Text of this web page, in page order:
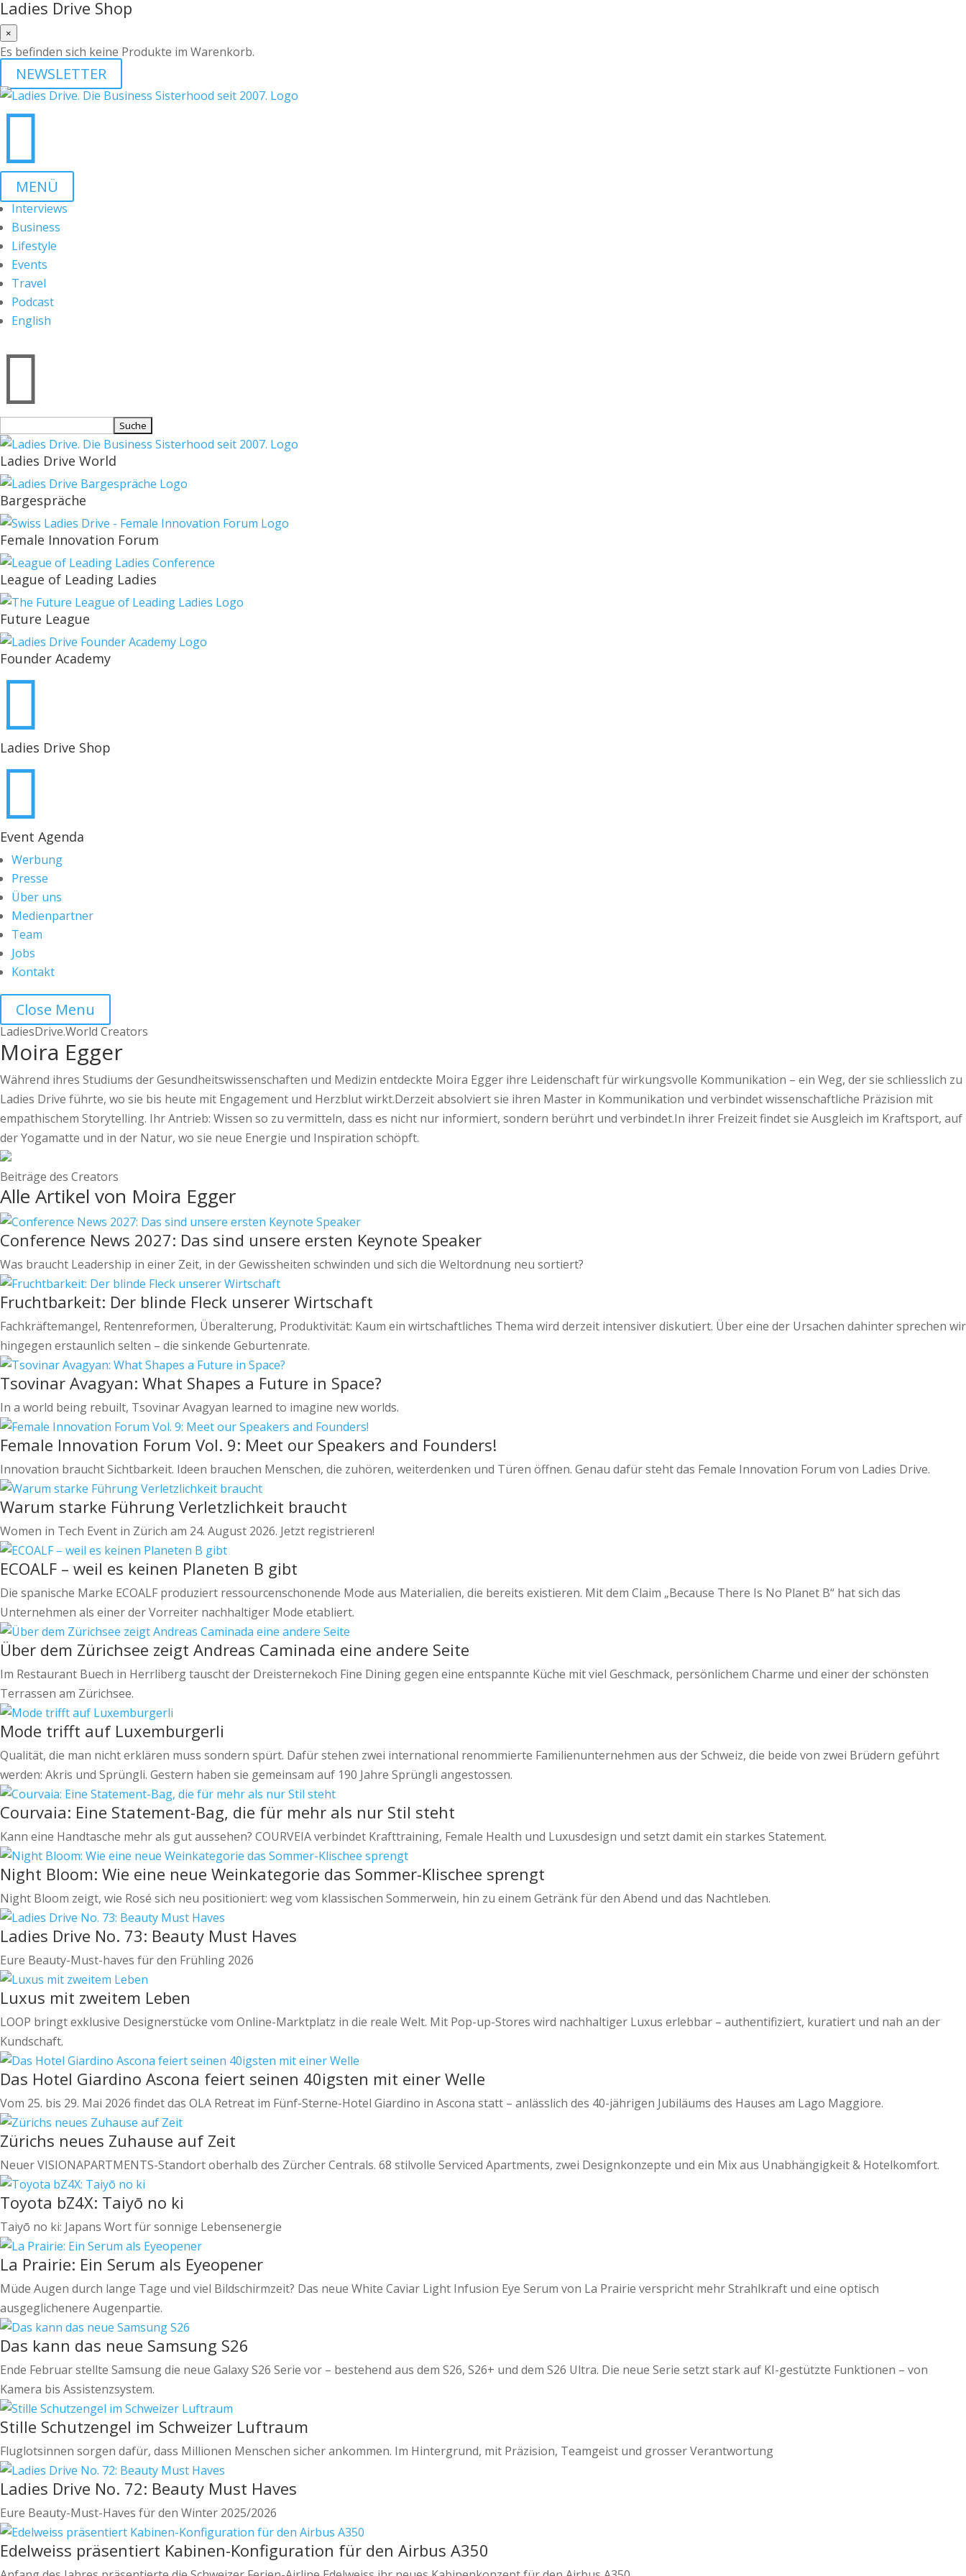
Ladies Drive Shop
×
Es befinden sich keine Produkte im Warenkorb.
NEWSLETTER

MENÜ
Interviews
Business
Lifestyle
Events
Travel
Podcast
English

nach:
Ladies Drive World
Bargespräche
Female Innovation Forum
League of Leading Ladies
Future League
Founder Academy

Ladies Drive Shop

Event Agenda
Werbung
Presse
Über uns
Medienpartner
Team
Jobs
Kontakt
Close Menu
LadiesDrive.World Creators
Moira Egger
Während ihres Studiums der Gesundheitswissenschaften und Medizin entdeckte Moira Egger ihre Leidenschaft für wirkungsvolle Kommunikation – ein Weg, der sie schliesslich zu
Ladies Drive führte, wo sie bis heute mit Engagement und Herzblut wirkt.Derzeit absolviert sie ihren Master in Kommunikation und verbindet wissenschaftliche Präzision mit
empathischem Storytelling. Ihr Antrieb: Wissen so zu vermitteln, dass es nicht nur informiert, sondern berührt und verbindet.In ihrer Freizeit findet sie Ausgleich im Kraftsport, auf
der Yogamatte und in der Natur, wo sie neue Energie und Inspiration schöpft.
Beiträge des Creators
Alle Artikel von Moira Egger
Conference News 2027: Das sind unsere ersten Keynote Speaker
Was braucht Leadership in einer Zeit, in der Gewissheiten schwinden und sich die Weltordnung neu sortiert?
Fruchtbarkeit: Der blinde Fleck unserer Wirtschaft
Fachkräftemangel, Rentenreformen, Überalterung, Produktivität: Kaum ein wirtschaftliches Thema wird derzeit intensiver diskutiert. Über eine der Ursachen dahinter sprechen wir
hingegen erstaunlich selten – die sinkende Geburtenrate.
Tsovinar Avagyan: What Shapes a Future in Space?
In a world being rebuilt, Tsovinar Avagyan learned to imagine new worlds.
Female Innovation Forum Vol. 9: Meet our Speakers and Founders!
Innovation braucht Sichtbarkeit. Ideen brauchen Menschen, die zuhören, weiterdenken und Türen öffnen. Genau dafür steht das Female Innovation Forum von Ladies Drive.
Warum starke Führung Verletzlichkeit braucht
Women in Tech Event in Zürich am 24. August 2026. Jetzt registrieren!
ECOALF – weil es keinen Planeten B gibt
Die spanische Marke ECOALF produziert ressourcenschonende Mode aus Materialien, die bereits existieren. Mit dem Claim „Because There Is No Planet B“ hat sich das
Unternehmen als einer der Vorreiter nachhaltiger Mode etabliert.
Über dem Zürichsee zeigt Andreas Caminada eine andere Seite
Im Restaurant Buech in Herrliberg tauscht der Dreisternekoch Fine Dining gegen eine entspannte Küche mit viel Geschmack, persönlichem Charme und einer der schönsten
Terrassen am Zürichsee.
Mode trifft auf Luxemburgerli
Qualität, die man nicht erklären muss sondern spürt. Dafür stehen zwei international renommierte Familienunternehmen aus der Schweiz, die beide von zwei Brüdern geführt
werden: Akris und Sprüngli. Gestern haben sie gemeinsam auf 190 Jahre Sprüngli angestossen.
Courvaia: Eine Statement-Bag, die für mehr als nur Stil steht
Kann eine Handtasche mehr als gut aussehen? COURVEIA verbindet Krafttraining, Female Health und Luxusdesign und setzt damit ein starkes Statement.
Night Bloom: Wie eine neue Weinkategorie das Sommer-Klischee sprengt
Night Bloom zeigt, wie Rosé sich neu positioniert: weg vom klassischen Sommerwein, hin zu einem Getränk für den Abend und das Nachtleben.
Ladies Drive No. 73: Beauty Must Haves
Eure Beauty-Must-haves für den Frühling 2026
Luxus mit zweitem Leben
LOOP bringt exklusive Designerstücke vom Online-Marktplatz in die reale Welt. Mit Pop-up-Stores wird nachhaltiger Luxus erlebbar – authentifiziert, kuratiert und nah an der
Kundschaft.
Das Hotel Giardino Ascona feiert seinen 40igsten mit einer Welle
Vom 25. bis 29. Mai 2026 findet das OLA Retreat im Fünf-Sterne-Hotel Giardino in Ascona statt – anlässlich des 40-jährigen Jubiläums des Hauses am Lago Maggiore.
Zürichs neues Zuhause auf Zeit
Neuer VISIONAPARTMENTS-Standort oberhalb des Zürcher Centrals. 68 stilvolle Serviced Apartments, zwei Designkonzepte und ein Mix aus Unabhängigkeit & Hotelkomfort.
Toyota bZ4X: Taiyō no ki
Taiyō no ki: Japans Wort für sonnige Lebensenergie
La Prairie: Ein Serum als Eyeopener
Müde Augen durch lange Tage und viel Bildschirmzeit? Das neue White Caviar Light Infusion Eye Serum von La Prairie verspricht mehr Strahlkraft und eine optisch
ausgeglichenere Augenpartie.
Das kann das neue Samsung S26
Ende Februar stellte Samsung die neue Galaxy S26 Serie vor – bestehend aus dem S26, S26+ und dem S26 Ultra. Die neue Serie setzt stark auf KI-gestützte Funktionen – von
Kamera bis Assistenzsystem.
Stille Schutzengel im Schweizer Luftraum
Fluglotsinnen sorgen dafür, dass Millionen Menschen sicher ankommen. Im Hintergrund, mit Präzision, Teamgeist und grosser Verantwortung
Ladies Drive No. 72: Beauty Must Haves
Eure Beauty-Must-Haves für den Winter 2025/2026
Edelweiss präsentiert Kabinen-Konfiguration für den Airbus A350